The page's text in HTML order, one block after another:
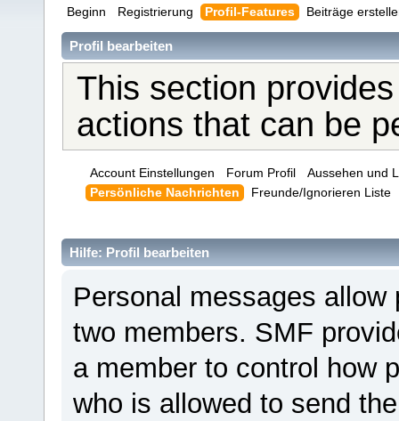
Beginn Registrierung Profil-Features Beiträge
Profil bearbeiten
This section
actions that can be
Account Einstellungen Forum Profil
Aussehen und
Persönliche Nachrichten
Freunde/Ignorieren Liste
Hilfe: Profil bearbeiten
Personal messages
two members. SMF
a member to control how
who is allowed to send